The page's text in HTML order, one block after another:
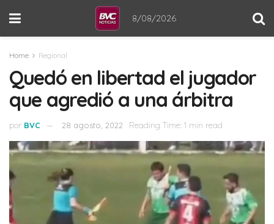
8/08/2026
Home Regional
Quedó en libertad el jugador
que agredió a una árbitra
por BVC 28 agosto, 2022 Reading Time: 1 min read